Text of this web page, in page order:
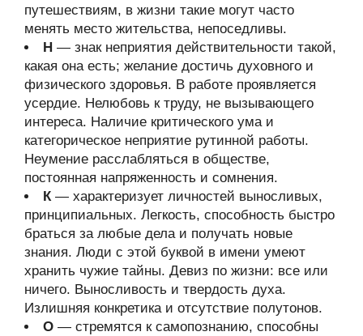
путешествиям, в жизни такие могут часто
менять место жительства, непоседливы.
Н — знак неприятия действительности такой,
какая она есть; желание достичь духовного и
физического здоровья. В работе проявляется
усердие. Нелюбовь к труду, не вызывающего
интереса. Наличие критического ума и
категорическое неприятие рутинной работы.
Неумение расслабляться в обществе,
постоянная напряженность и сомнения.
К— характеризует личностей выносливых,
принципиальных. Легкость, способность быстро
браться за любые дела и получать новые
знания. Люди с этой буквой в имени умеют
хранить чужие тайны. Девиз по жизни: все или
ничего. Выносливость и твердость духа.
Излишняя конкретика и отсутствие полутонов.
О — стремятся к самопознанию, способны